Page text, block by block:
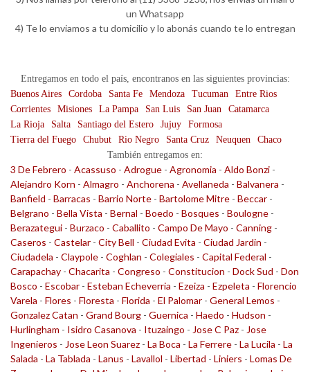
un Whatsapp
4) Te lo enviamos a tu domicilio y lo abonás cuando te lo entregan
Entregamos en todo el país, encontranos en las siguientes provincias:
Buenos Aires
Cordoba Santa Fe Mendoza Tucuman
Entre Rios
Corrientes
Misiones La Pampa San Luis San Juan
Catamarca
La Rioja
Salta Santiago del Estero Jujuy
Formosa
Tierra del Fuego
Chubut Rio Negro Santa Cruz Neuquen
Chaco
También entregamos en:
3 De Febrero - Acassuso - Adrogue - Agronomia - Aldo Bonzi -
Alejandro Korn - Almagro - Anchorena - Avellaneda - Balvanera -
Banfield - Barracas - Barrio Norte - Bartolome Mitre - Beccar -
Belgrano - Bella Vista - Bernal - Boedo - Bosques - Boulogne -
Berazategui - Burzaco - Caballito - Campo De Mayo - Canning -
Caseros - Castelar - City Bell - Ciudad Evita - Ciudad Jardin -
Ciudadela - Claypole - Coghlan - Colegiales - Capital Federal -
Carapachay - Chacarita - Congreso - Constitucion - Dock Sud - Don
Bosco - Escobar - Esteban Echeverria - Ezeiza - Ezpeleta - Florencio
Varela - Flores - Floresta - Florida - El Palomar - General Lemos -
Gonzalez Catan - Grand Bourg - Guernica - Haedo - Hudson -
Hurlingham - Isidro Casanova - Ituzaingo - Jose C Paz - Jose
Ingenieros - Jose Leon Suarez - La Boca - La Ferrere - La Lucila - La
Salada - La Tablada - Lanus - Lavallol - Libertad - Liniers - Lomas De